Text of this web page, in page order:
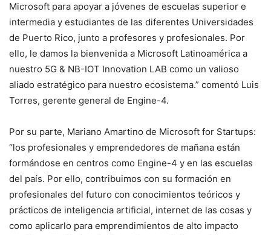
Microsoft para apoyar a jóvenes de escuelas superior e
intermedia y estudiantes de las diferentes Universidades
de Puerto Rico, junto a profesores y profesionales. Por
ello, le damos la bienvenida a Microsoft Latinoamérica a
nuestro 5G & NB-IOT Innovation LAB como un valioso
aliado estratégico para nuestro ecosistema.” comentó Luis
Torres, gerente general de Engine-4.
Por su parte, Mariano Amartino de Microsoft for Startups:
“los profesionales y emprendedores de mañana están
formándose en centros como Engine-4 y en las escuelas
del país. Por ello, contribuimos con su formación en
profesionales del futuro con conocimientos teóricos y
prácticos de inteligencia artificial, internet de las cosas y
como aplicarlo para emprendimientos de alto impacto